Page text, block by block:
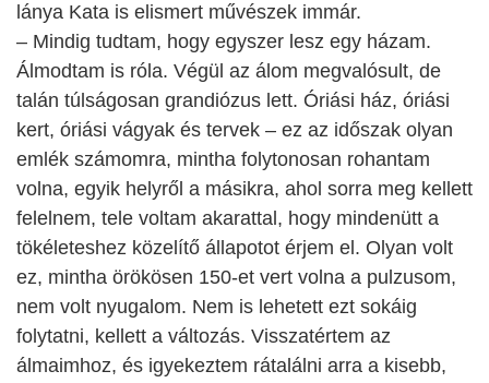
lánya Kata is elismert művészek immár.
– Mindig tudtam, hogy egyszer lesz egy házam.
Álmodtam is róla. Végül az álom megvalósult, de
talán túlságosan grandiózus lett. Óriási ház, óriási
kert, óriási vágyak és tervek – ez az időszak olyan
emlék számomra, mintha folytonosan rohantam
volna, egyik helyről a másikra, ahol sorra meg kellett
felelnem, tele voltam akarattal, hogy mindenütt a
tökéleteshez közelítő állapotot érjem el. Olyan volt
ez, mintha örökösen 150-et vert volna a pulzusom,
nem volt nyugalom. Nem is lehetett ezt sokáig
folytatni, kellett a változás. Visszatértem az
álmaimhoz, és igyekeztem rátalálni arra a kisebb,